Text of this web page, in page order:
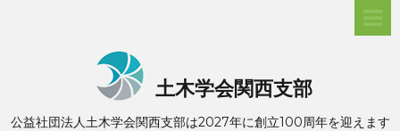
土木学会関西支部
公益社団法人土木学会関西支部は2027年に創立100周年を迎えます